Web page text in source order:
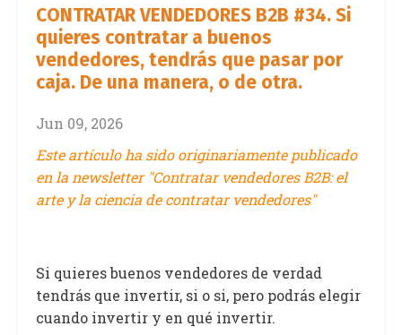
CONTRATAR VENDEDORES B2B #34. Si
quieres contratar a buenos
vendedores, tendrás que pasar por
caja. De una manera, o de otra.
Jun 09, 2026
Este artículo ha sido originariamente publicado
en la newsletter "Contratar vendedores B2B: el
arte y la ciencia de contratar vendedores"
Si quieres buenos vendedores de verdad
tendrás que invertir, si o si, pero podrás elegir
cuando invertir y en qué invertir.